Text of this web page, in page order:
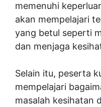
memenuhi
akan mempelajari
yang betul seperti
dan menjaga
Selain itu, peserta
mempelajari
masalah kesihatan